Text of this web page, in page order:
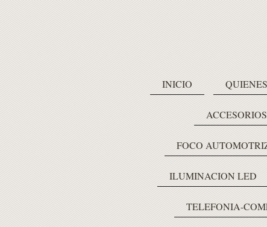
INICIO
FOCO
ILUMINACION LED
TELEFONIA-